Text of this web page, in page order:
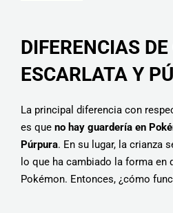
DIFERENCIAS
ESCARLATA Y
La principal diferencia con
es que no hay guardería en
Púrpura. En su lugar, la crianza
lo que ha cambiado la forma en
Pokémon. Entonces, ¿cómo